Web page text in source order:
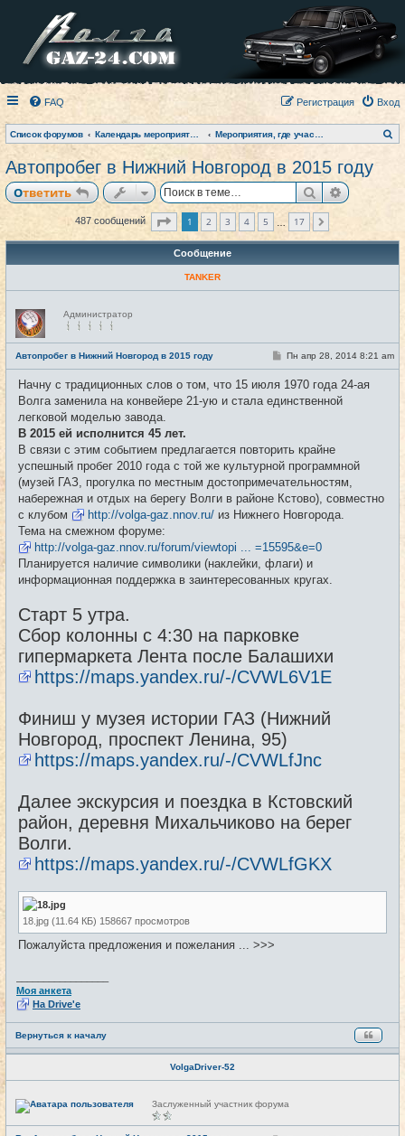
FAQ Вход
Регистрация
Список форумов
о
Автопробег в Нижний Новгород в 2015 году
Ответить Поиск
487 сообщений Страница из
1 2 3 4 5 17
Сообщение
TANKER
Н
е
в
с
е
т
и
Администратор
Автопробег в Нижний Новгород в 2015 году #1
С
б
щ
Пн апр 28, 2014 8:21 am
Начну с традиционных слов о том, что 15 июля 1970 года 24-ая
Волга заменила на конвейере 21-ую и стала единственной
легковой моделью завода.
В 2015 ей исполнится 45 лет.
В связи с этим событием предлагается повторить крайне
успешный пробег 2010 года с той же культурной программной
(музей ГАЗ, прогулка по местным достопримечательностям,
набережная и отдых на берегу Волги в районе Кстово), совместно
с клубом
http://volga-gaz.nnov.ru/ из Нижнего Новгорода.
Тема на смежном форуме:
http://volga-gaz.nnov.ru/forum/viewtopi ... =15595&e=0
Планируется наличие символики (наклейки, флаги) и
информационная поддержка в заинтересованных кругах.
Старт 5 утра.
Сбор колонны с 4:30 на парковке
гипермаркета Лента после Балашихи
https://maps.yandex.ru/-/CVWL6V1E
Финиш у музея истории ГАЗ (Нижний
Новгород, проспект Ленина, 95)
https://maps.yandex.ru/-/CVWLfJnc
Далее экскурсия и поездка в Кстовский
район, деревня Михальчиково на берег
Волги.
https://maps.yandex.ru/-/CVWLfGKX
18.jpg (11.64 КБ) 158667 просмотров
Пожалуйста предложения и пожелания ... >>>
Моя анкета
На Drive'e
Вернуться к началу
VolgaDriver-52
Н
е
Заслуженный участник форума